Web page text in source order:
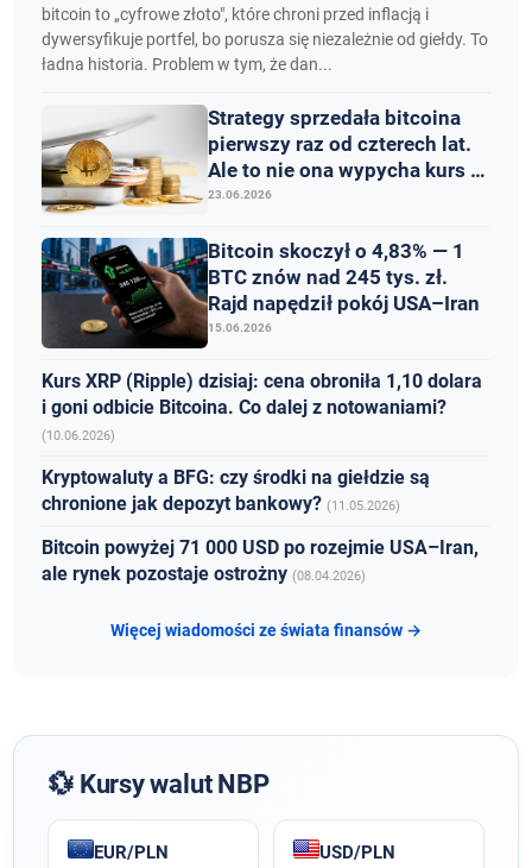
bitcoin to „cyfrowe złoto", które chroni przed inflacją i
dywersyfikuje portfel, bo porusza się niezależnie od giełdy. To
ładna historia. Problem w tym, że dan...
Strategy sprzedała bitcoina
pierwszy raz od czterech lat.
Ale to nie ona wypycha kurs w
dół
23.06.2026
Bitcoin skoczył o 4,83% — 1
BTC znów nad 245 tys. zł.
Rajd napędził pokój USA–Iran
15.06.2026
Kurs XRP (Ripple) dzisiaj: cena obroniła 1,10 dolara
i goni odbicie Bitcoina. Co dalej z notowaniami?
(10.06.2026)
Kryptowaluty a BFG: czy środki na giełdzie są
chronione jak depozyt bankowy?(11.05.2026)
Bitcoin powyżej 71 000 USD po rozejmie USA–Iran,
ale rynek pozostaje ostrożny(08.04.2026)
Więcej wiadomości ze świata finansów →
💱 Kursy walut NBP
EUR/PLN USD/PLN